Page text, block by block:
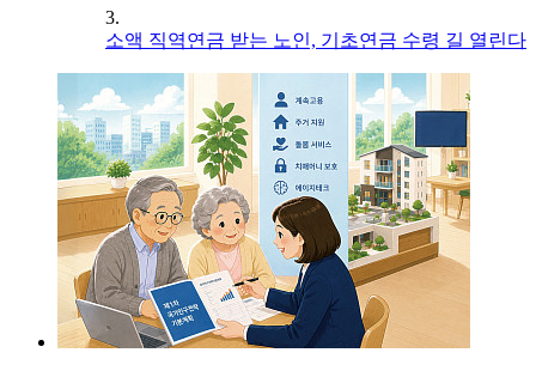
3.
소액 직역연금 받는 노인, 기초연금 수령 길 열린다